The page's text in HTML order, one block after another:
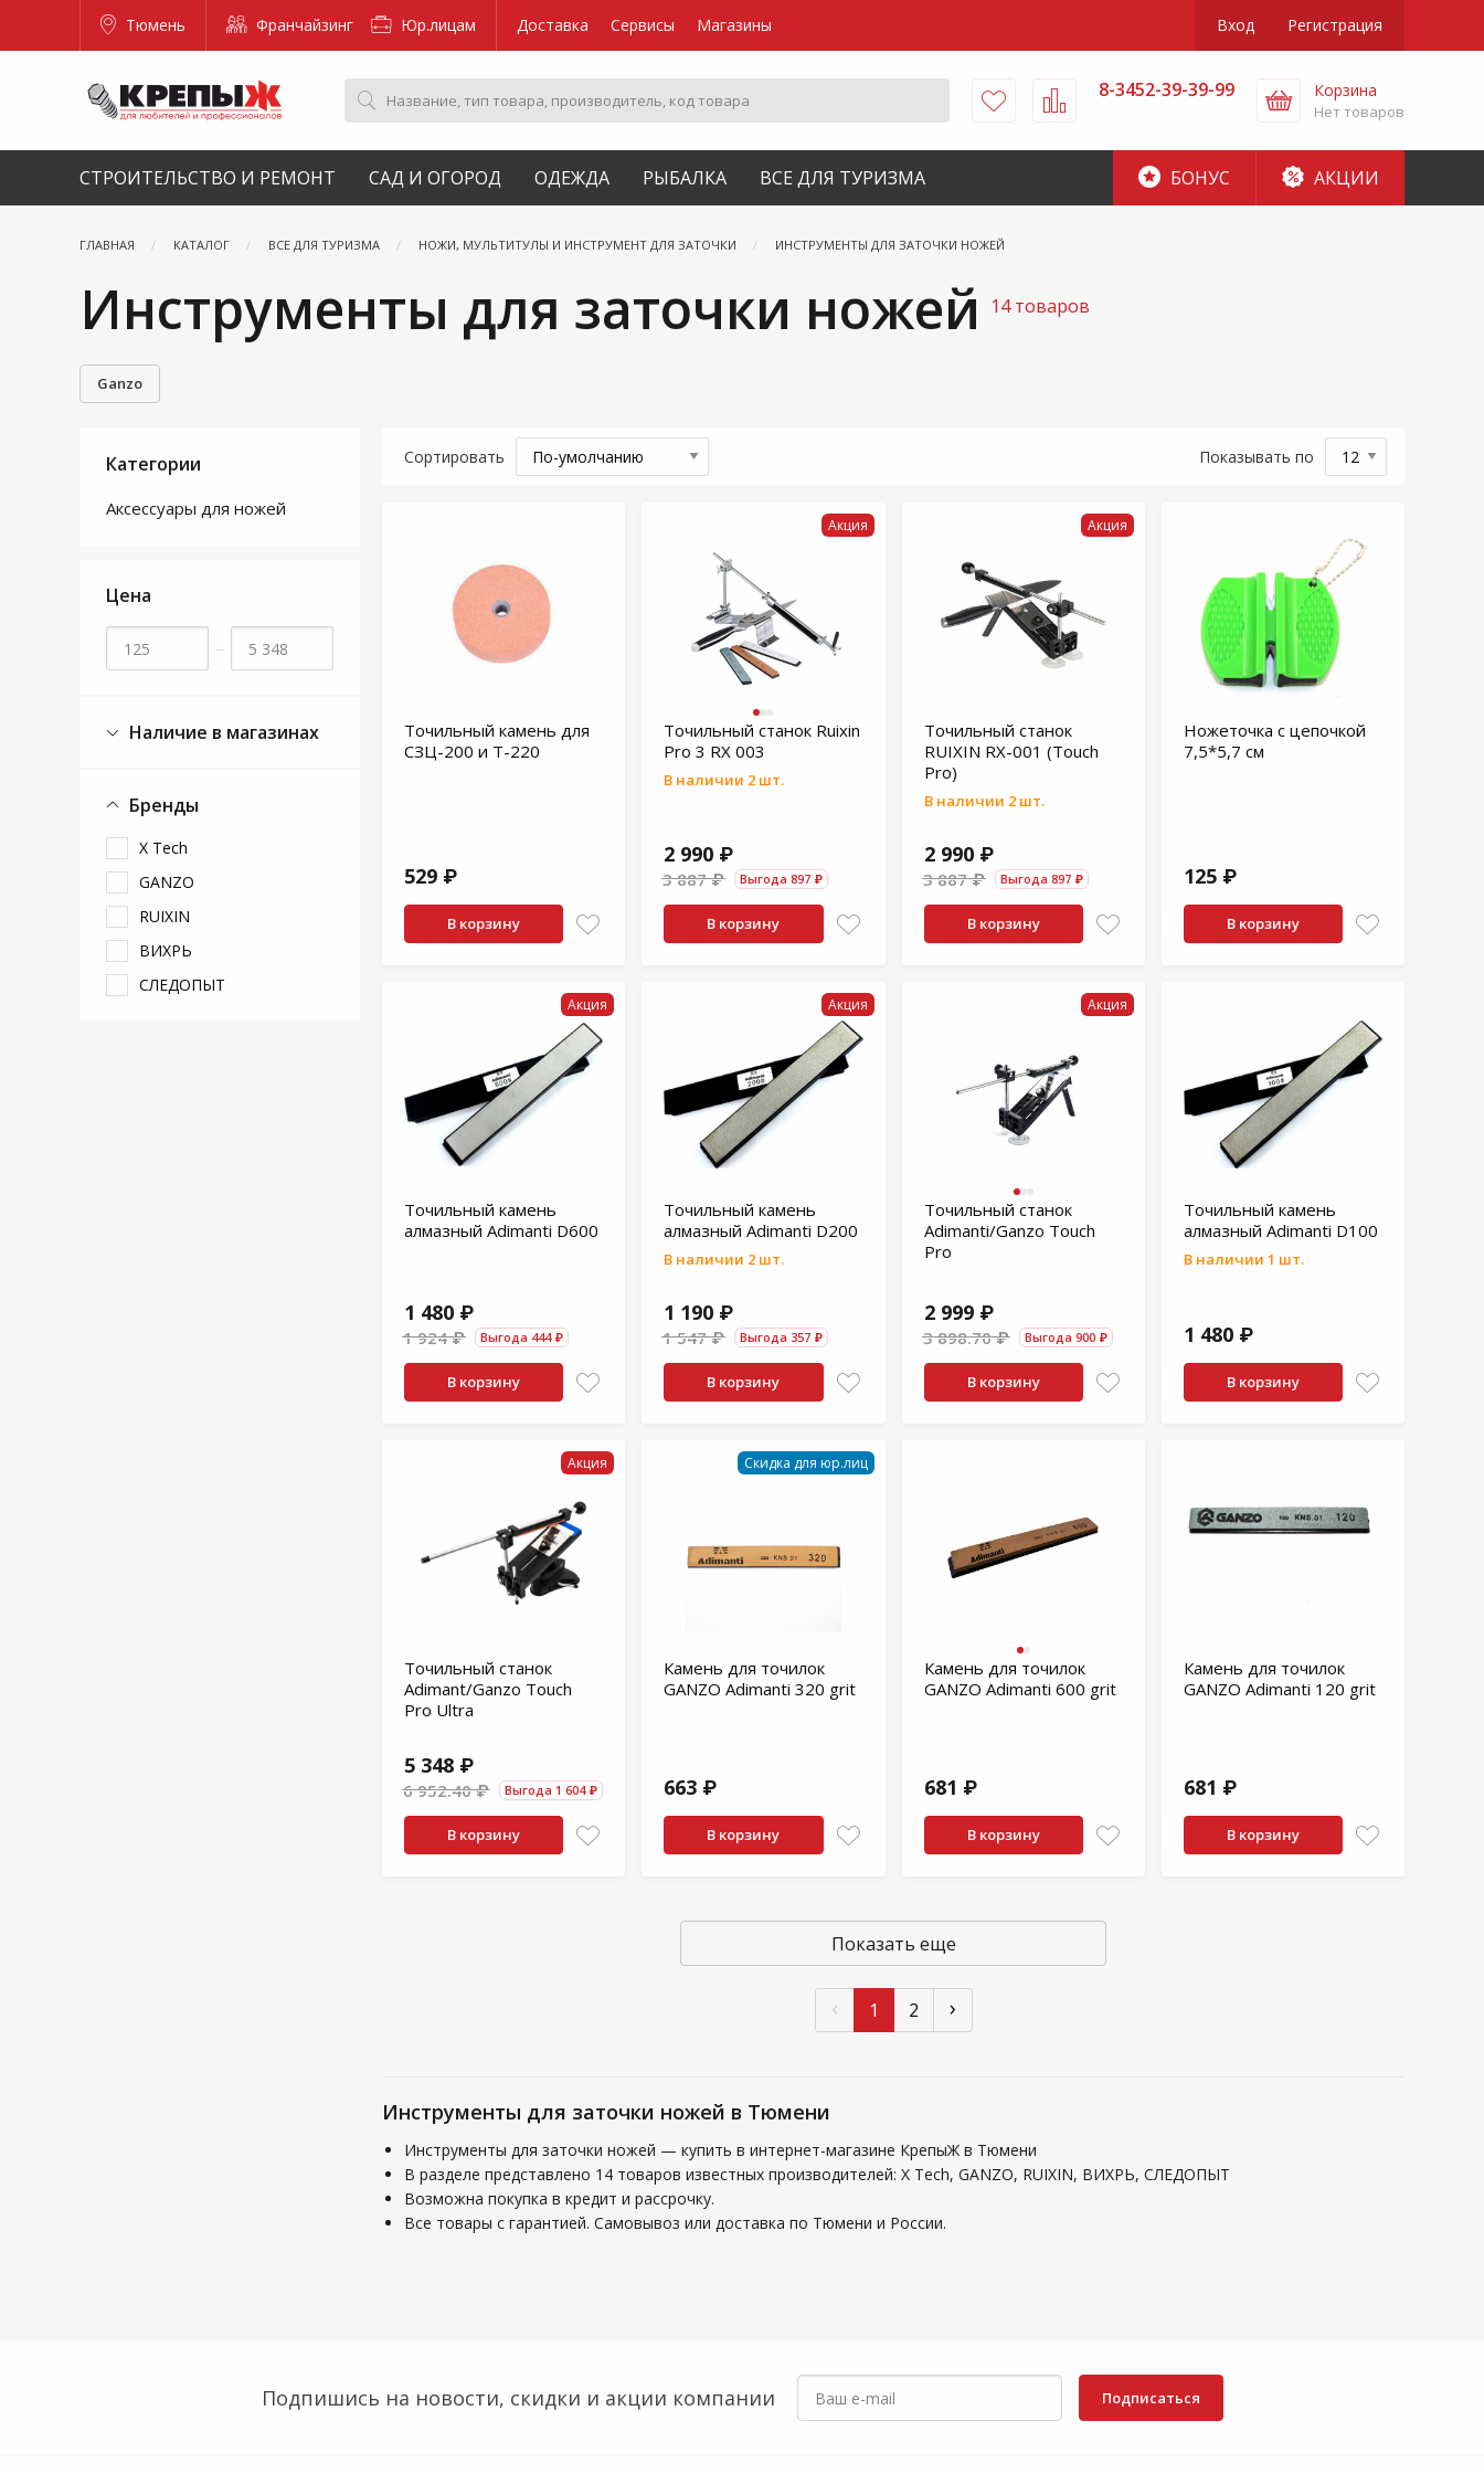
Тюмень Франчайзинг Юр.лицам Доставка Сервисы Магазины Вход Регистрация
8-3452-39-39-99 Корзина
Нет товаров
СТРОИТЕЛЬСТВО И РЕМОНТ САД И ОГОРОД ОДЕЖДА РЫБАЛКА ВСЕ ДЛЯ ТУРИЗМА БОНУС АКЦИИ
ГЛАВНАЯ КАТАЛОГ ВСЕ ДЛЯ ТУРИЗМА НОЖИ, МУЛЬТИТУЛЫ И ИНСТРУМЕНТ ДЛЯ ЗАТОЧКИ ИНСТРУМЕНТЫ ДЛЯ ЗАТОЧКИ НОЖЕЙ
Инструменты для заточки ножей 14 товаров
Ganzo
Категории
Аксессуары для ножей
Цена
–
Наличие в магазинах
Бренды
X Tech
GANZO
RUIXIN
ВИХРЬ
СЛЕДОПЫТ
Сортировать Показывать по
Точильный камень для
СЗЦ-200 и Т-220
529 ₽
В корзину
Акция
Точильный станок Ruixin
Pro 3 RX 003
В наличии 2 шт.
2 990 ₽
3 887 ₽ Выгода 897 ₽
В корзину
Акция
Точильный станок
RUIXIN RX-001 (Touch
Pro)
В наличии 2 шт.
2 990 ₽
3 887 ₽ Выгода 897 ₽
В корзину
Ножеточка с цепочкой
7,5*5,7 см
125 ₽
В корзину
Акция
Точильный камень
алмазный Adimanti D600
1 480 ₽
1 924 ₽ Выгода 444 ₽
В корзину
Акция
Точильный камень
алмазный Adimanti D200
В наличии 2 шт.
1 190 ₽
1 547 ₽ Выгода 357 ₽
В корзину
Акция
Точильный станок
Adimanti/Ganzo Touch
Pro
2 999 ₽
3 898.70 ₽ Выгода 900 ₽
В корзину
Точильный камень
алмазный Adimanti D100
В наличии 1 шт.
1 480 ₽
В корзину
Акция
Точильный станок
Adimant/Ganzo Touch
Pro Ultra
5 348 ₽
6 952.40 ₽ Выгода 1 604 ₽
В корзину
Скидка для юр.лиц
Камень для точилок
GANZO Adimanti 320 grit
663 ₽
В корзину
Камень для точилок
GANZO Adimanti 600 grit
681 ₽
В корзину
Камень для точилок
GANZO Adimanti 120 grit
681 ₽
В корзину
Показать еще
‹ 1 2 ›
Инструменты для заточки ножей в Тюмени
Инструменты для заточки ножей — купить в интернет-магазине КрепыЖ в Тюмени
В разделе представлено 14 товаров известных производителей: X Tech, GANZO, RUIXIN, ВИХРЬ, СЛЕДОПЫТ
Возможна покупка в кредит и рассрочку.
Все товары с гарантией. Самовывоз или доставка по Тюмени и России.
Подпишись на новости, скидки и акции компании Подписаться